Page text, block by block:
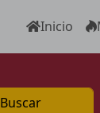
Inicio
Buscar